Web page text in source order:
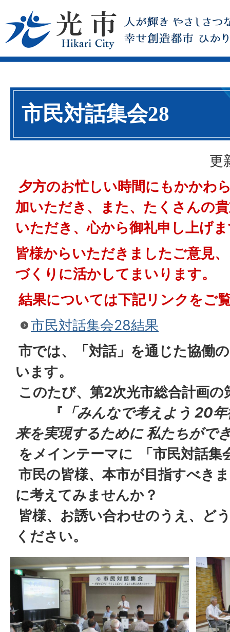
市民対話集会28
更
夕方のお忙しい時間にもかかわ
加いただき、また、たくさんの
いただき、心から御礼申し上げ
皆様からいただきましたご意見
づくりに活かしてまいります。
結果については下記リンクをご
市民対話集会28結果
市では、「対話」を通じた協働
います。
このたび、第2次光市総合計画の
『 「みんなで考えよう 20
来を実現するために 私たちがで
をメインテーマに 「市民対話集
市民の皆様、本市が目指すべき
に考えてみませんか？
皆様、お誘い合わせのうえ、
ど
ください。